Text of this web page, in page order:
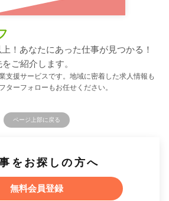
！あなたにあった仕事が見つかる！
ご紹介します。
支援サービスです。地域に密着した求人情報も
ターフォローもお任せください。
ページ上部に戻る
をお探しの方へ
無料会員登録